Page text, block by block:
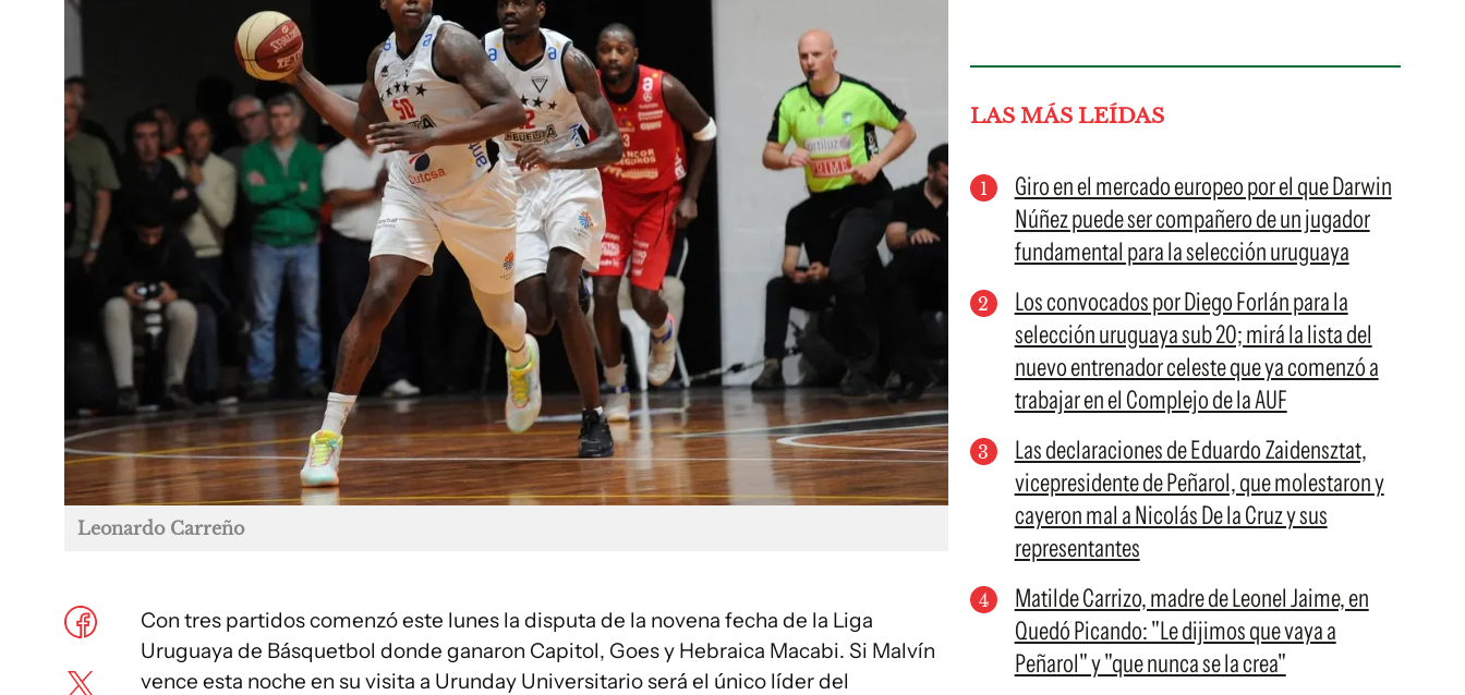
Leonardo Carreño
Con tres partidos comenzó este lunes la disputa de la novena fecha de la Liga
Uruguaya de Básquetbol donde ganaron Capitol, Goes y Hebraica Macabi. Si Malvín
vence esta noche en su visita a Urunday Universitario será el único líder del
LAS MÁS LEÍDAS
Giro en el mercado europeo por el que Darwin
Núñez puede ser compañero de un jugador
fundamental para la selección uruguaya
Los convocados por Diego Forlán para la
selección uruguaya sub 20; mirá la lista del
nuevo entrenador celeste que ya comenzó a
trabajar en el Complejo de la AUF
Las declaraciones de Eduardo Zaidensztat,
vicepresidente de Peñarol, que molestaron y
cayeron mal a Nicolás De la Cruz y sus
representantes
Matilde Carrizo, madre de Leonel Jaime, en
Quedó Picando: "Le dijimos que vaya a
Peñarol" y "que nunca se la crea"